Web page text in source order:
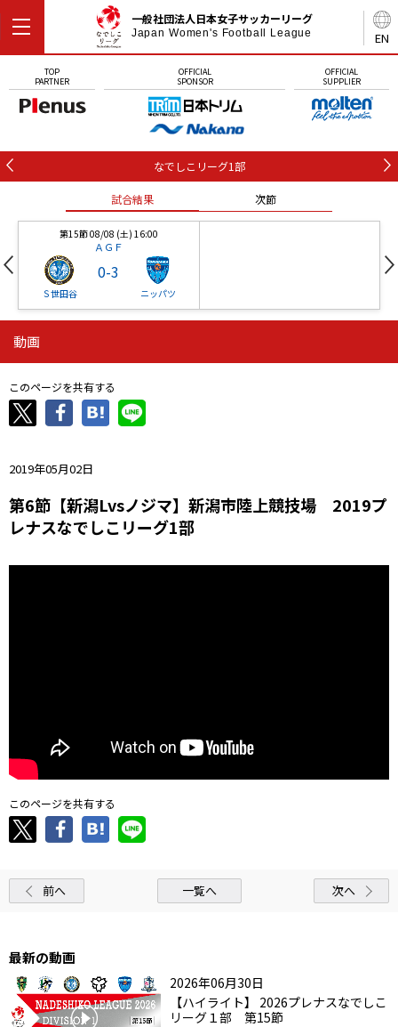
EN
一般社団法人日本女子サッカーリーグ
Japan Women's Football League
TOP
PARTNER
OFFICIAL
SPONSOR
OFFICIAL
SUPPLIER
なでしこリーグ1部
試合結果 次節
第15節 08/08 (土) 16:00
ＡＧＦ
Ｓ世田谷
0-3
ニッパツ
ニッパツ
ニッパツ
-
石人の星
動画
このページを共有する
2019年05月02日
第6節【新潟Lvsノジマ】新潟市陸上競技場 2019プ
レナスなでしこリーグ1部
このページを共有する
前へ 一覧へ 次へ
最新の動画
2026年06月30日
【ハイライト】 2026プレナスなでしこ
リーグ１部 第15節